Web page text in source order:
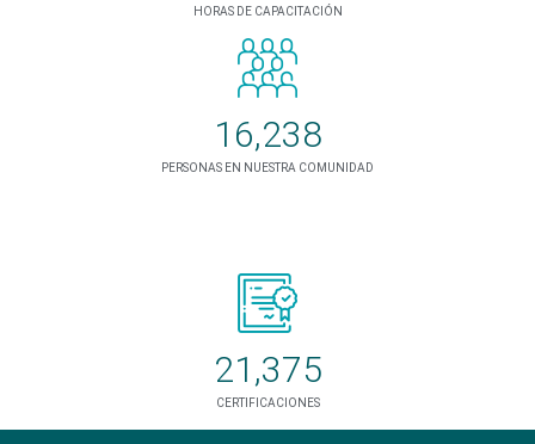
HORAS DE CAPACITACIÓN
PERSONAS EN NUESTRA COMUNIDAD
16,238
CERTIFICACIONES
21,375